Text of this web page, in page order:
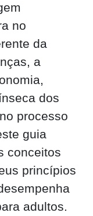
no
da
a
dos
processo
guia
conceitos
princípios
adultos.